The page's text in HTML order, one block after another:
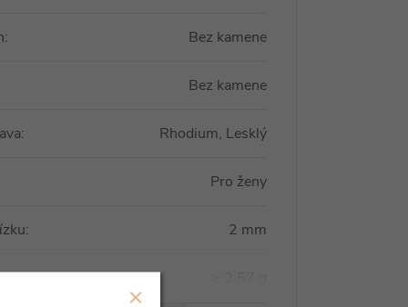
: Bez kamene
Bez kamene
: Rhodium, Lesklý
Pro ženy
: 2 mm
: